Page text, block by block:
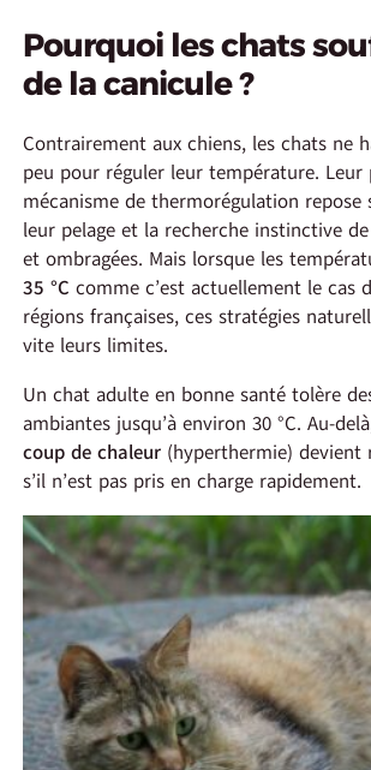
Pourquoi les chats
de la canicule ?
Contrairement aux chiens, les chats ne
peu pour réguler leur température. Leur
mécanisme de thermorégulation repose
leur pelage et la recherche instinctive
et ombragées. Mais lorsque les
35 °C comme c’est actuellement le cas
régions françaises, ces stratégies
vite leurs limites.
Un chat adulte en bonne santé tolère
ambiantes jusqu’à environ 30 °C. Au-
coup de chaleur (hyperthermie) devient
s’il n’est pas pris en charge rapidement.